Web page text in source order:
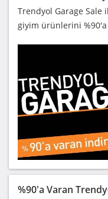
Trendyol Garage Sale
giyim ürünlerini
%90'a Varan